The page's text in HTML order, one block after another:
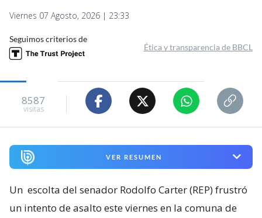
Viernes 07 Agosto, 2026 | 23:33
Seguimos criterios de
Ética y transparencia de BBCL
8587
visitas
VER RESUMEN
Un escolta del senador Rodolfo Carter (REP) frustró
un intento de asalto este viernes en la comuna de